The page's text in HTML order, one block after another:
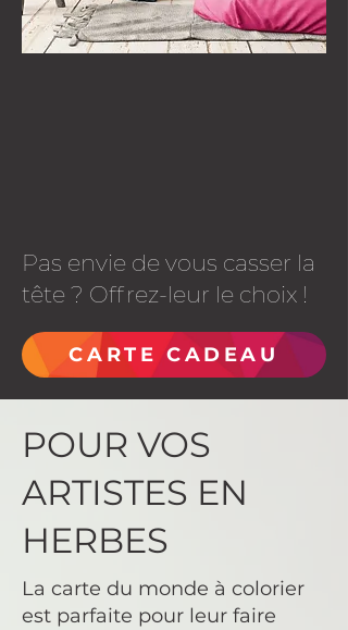
Pas envie de vous casser la
tête ? Offrez-leur le choix !
CARTE CADEAU
POUR VOS
ARTISTES EN
HERBES
La carte du monde à colorier
est parfaite pour leur faire